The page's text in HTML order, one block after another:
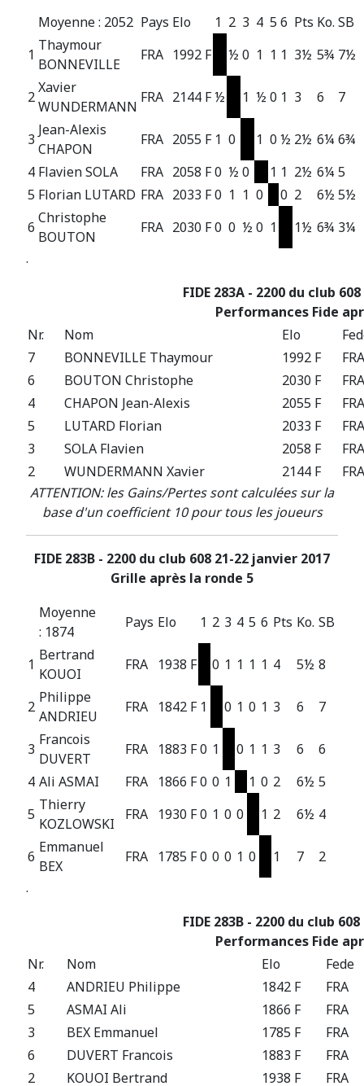
Moyenne : 2052 Pays Elo 1 2 3 4 5 6 Pts Ko. SB
1
Thaymour
BONNEVILLE
FRA 1992 F ½ 0 1 1 1 3½ 5¾ 7½
2
Xavier
WUNDERMANN
FRA 2144 F½ 1 ½ 0 1 3 6 7
3
Jean-Alexis
CHAPON
FRA 2055 F 1 0 1 0 ½ 2½ 6¼ 6¾
4 Flavien SOLA FRA 2058 F0 ½ 0 1 1 2½ 6¼ 5
5 Florian LUTARD FRA 2033 F0 1 1 0 0 2 6½ 5½
6
Christophe
BOUTON
FRA 2030 F0 0 ½ 0 1 1½ 6¾ 3¼
.
FIDE 283A - 2200 du club
Performances Fide
Nr.
Nom Elo
7
BONNEVILLE Thaymour 1992 F
FRA
6
BOUTON Christophe 2030 F
FRA
4
CHAPON Jean-Alexis 2055 F
FRA
5
LUTARD Florian 2033 F
FRA
3
SOLA Flavien 2058 F
FRA
2
WUNDERMANN Xavier 2144 F
FRA
ATTENTION: les Gains/Pertes sont calculées sur la
base d'un coefficient 10 pour tous les joueurs
FIDE 283B - 2200 du club 608 21-22 janvier 2017
Grille après la ronde 5
Moyenne
: 1874
Pays Elo 1 2 3 4 5 6 Pts Ko. SB
1
Bertrand
KOUOI
FRA 1938 F 0 1 1 1 1 4 5½ 8
2
Philippe
ANDRIEU
FRA 1842 F 1 0 1 0 1 3 6 7
3
Francois
DUVERT
FRA 1883 F0 1 0 1 1 3 6
6
4 Ali ASMAI FRA 1866 F0 0 1 1 0 2 6½ 5
5
Thierry
KOZLOWSKI
FRA 1930 F0 1 0 0 1 2 6½ 4
6
Emmanuel
BEX
FRA 1785 F0 0 0 1 0 1 7
2
.
FIDE 283B - 2200 du club
Performances Fide
Nr.
Nom Elo
Fede
4
ANDRIEU Philippe 1842 F
FRA
5
ASMAI Ali 1866 F
FRA
3
BEX Emmanuel 1785 F
FRA
6
DUVERT Francois 1883 F
FRA
2
KOUOI Bertrand 1938 F FRA